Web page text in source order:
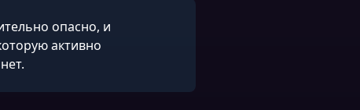
опасно, и
активно